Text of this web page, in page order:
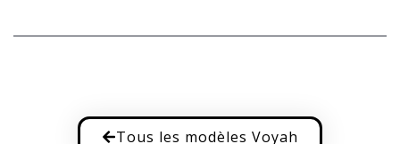
Tous les modèles Voyah